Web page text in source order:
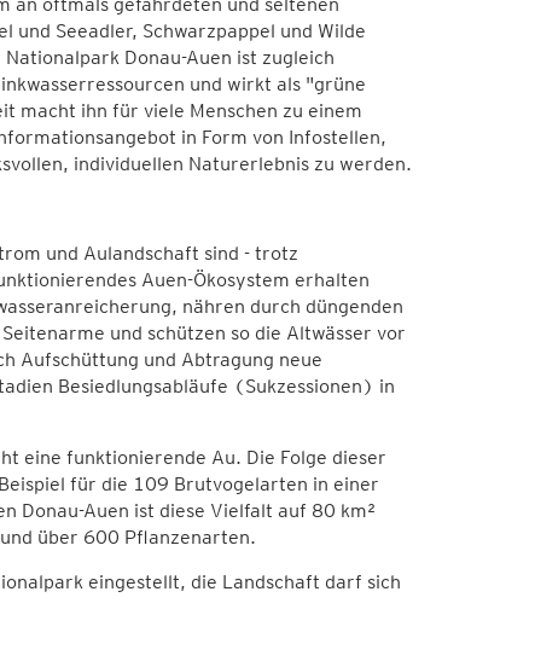
und Seeadler, Schwarzpappel und Wilde
Donau-Auen ist zugleich
und wirkt als "grüne
macht ihn für viele Menschen zu einem
in Form von Infostellen,
individuellen Naturerlebnis zu werden.
und Aulandschaft sind - trotz
Auen-Ökosystem erhalten
nähren durch düngenden
und schützen so die Altwässer vor
Aufschüttung und Abtragung neue
Besiedlungsabläufe (Sukzessionen) in
eine funktionierende Au. Die Folge dieser
für die 109 Brutvogelarten in einer
Donau-Auen ist diese Vielfalt auf 80 km²
über 600 Pflanzenarten.
eingestellt, die Landschaft darf sich